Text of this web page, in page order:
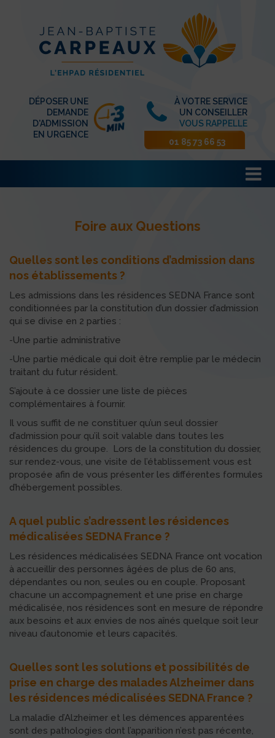
DÉPOSER UNE
DEMANDE
D'ADMISSION
EN URGENCE
À VOTRE SERVICE
UN CONSEILLER
VOUS RAPPELLE
01 85 73 66 53
Foire aux Questions
Quelles sont les conditions d’admission dans
nos établissements ?
Les admissions dans les résidences SEDNA France sont
conditionnées par la constitution d’un dossier d’admission
qui se divise en 2 parties :
-Une partie administrative
-Une partie médicale qui doit être remplie par le médecin
traitant du futur résident.
S’ajoute à ce dossier une liste de pièces
complémentaires à fournir.
Il vous suffit de ne constituer qu’un seul dossier
d’admission pour qu’il soit valable dans toutes les
résidences du groupe. Lors de la constitution du dossier,
sur rendez-vous, une visite de l’établissement vous est
proposée afin de vous présenter les différentes formules
d’hébergement possibles.
A quel public s’adressent les résidences
médicalisées SEDNA France ?
Les résidences médicalisées SEDNA France ont vocation
à accueillir des personnes âgées de plus de 60 ans,
dépendantes ou non, seules ou en couple. Proposant
chacune un accompagnement et une prise en charge
médicalisée, nos résidences sont en mesure de répondre
aux besoins et aux envies de nos aînés quelque soit leur
niveau d’autonomie et leurs capacités.
Quelles sont les solutions et possibilités de
prise en charge des malades Alzheimer dans
les résidences médicalisées SEDNA France ?
La maladie d’Alzheimer et les démences apparentées
sont des pathologies dont l’apparition n’est pas récente,